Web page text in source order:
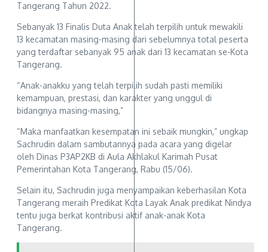
Tangerang Tahun 2022.
Sebanyak 13 Finalis Duta Anak telah terpilih untuk mewakili
13 kecamatan masing-masing dari sebelumnya total peserta
yang terdaftar sebanyak 95 anak dari 13 kecamatan se-Kota
Tangerang.
“Anak-anakku yang telah terpilih sudah pasti memiliki
kemampuan, prestasi, dan karakter yang unggul di
bidangnya masing-masing,”
“Maka manfaatkan kesempatan ini sebaik mungkin,” ungkap
Sachrudin dalam sambutannya pada acara yang digelar
oleh Dinas P3AP2KB di Aula Akhlakul Karimah Pusat
Pemerintahan Kota Tangerang, Rabu (15/06).
Selain itu, Sachrudin juga menyampaikan keberhasilan Kota
Tangerang meraih Predikat Kota Layak Anak predikat Nindya
tentu juga berkat kontribusi aktif anak-anak Kota
Tangerang.